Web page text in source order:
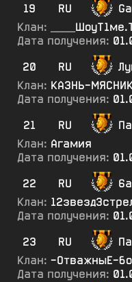
19
RU
Клан:
Дата получения:
20
RU
Клан: КАЗНЬ-
Дата получения:
21
RU
Клан: Агамия
Дата получения:
22
RU
Клан:
Дата получения:
23
RU
Клан: -ОтважныЕ-
Дата получения: